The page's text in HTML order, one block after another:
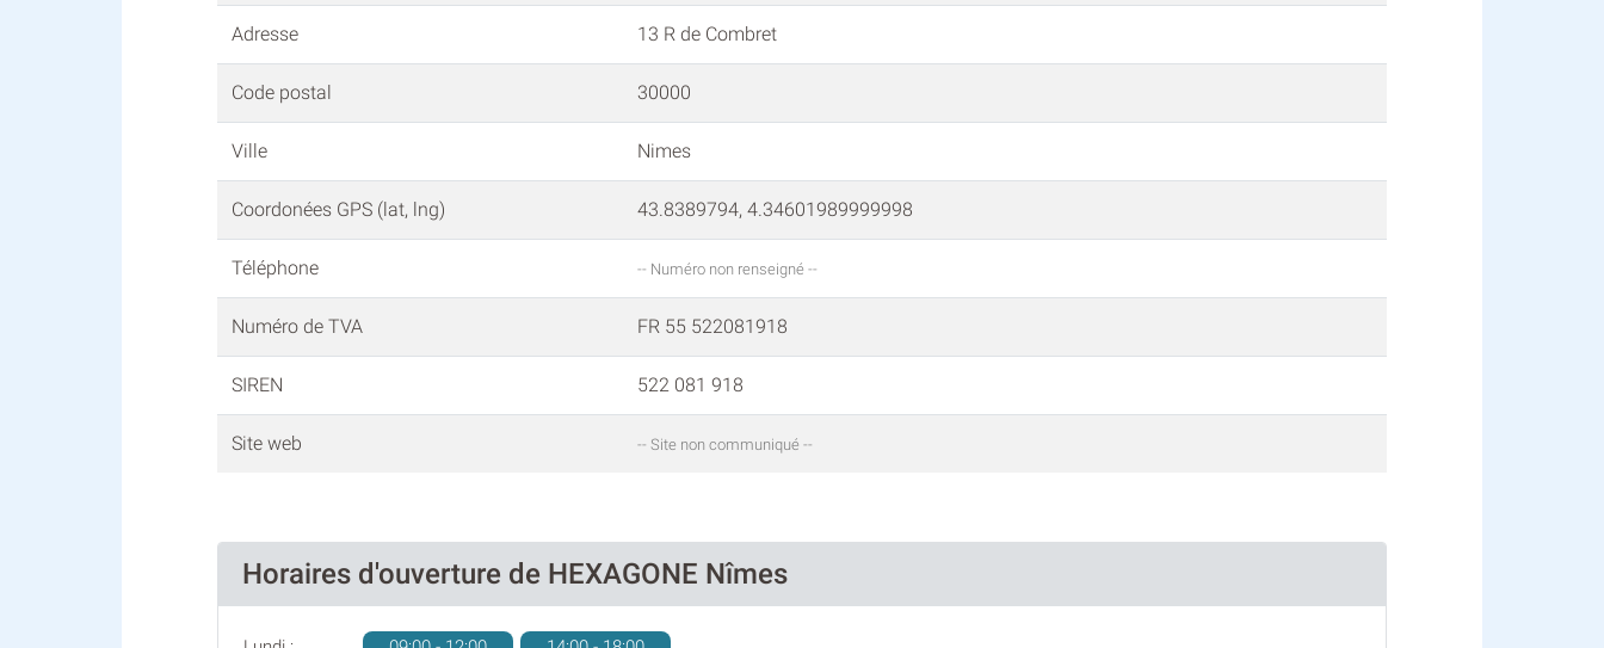
Adresse 13 R de Combret
Code postal 30000
Ville Nimes
Coordonées GPS (lat, lng) 43.8389794, 4.34601989999998
Téléphone -- Numéro non renseigné --
Numéro de TVA FR 55 522081918
SIREN 522 081 918
Site web -- Site non communiqué --
Horaires d'ouverture de HEXAGONE Nîmes